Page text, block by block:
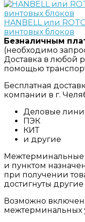
HANBELL или
винтовых блоков
Безналичным
(необходимо
Доставка в любой
помощью
Бесплатная
компании в г.
Деловые
ПЭК
КИТ
и другие
Межтерминальные
и пунктом
при получении
достигнуты
Возможно
межтерминальных